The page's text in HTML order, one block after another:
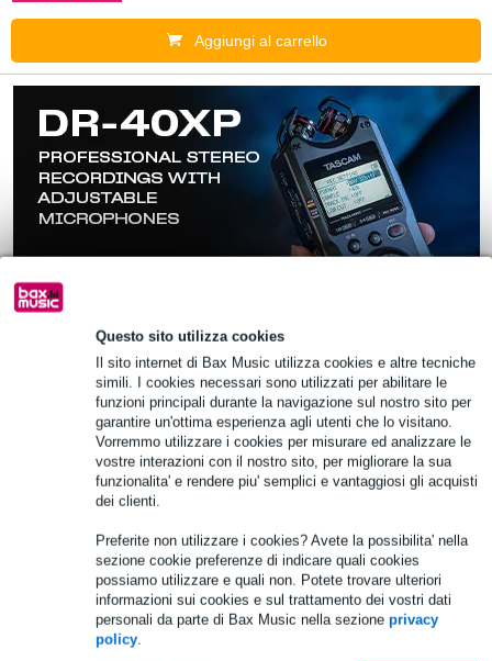
Questo sito utilizza cookies
Il sito internet di Bax Music utilizza cookies e altre tecniche
simili. I cookies necessari sono utilizzati per abilitare le
funzioni principali durante la navigazione sul nostro sito per
garantire un'ottima esperienza agli utenti che lo visitano.
Vorremmo utilizzare i cookies per misurare ed analizzare le
vostre interazioni con il nostro sito, per migliorare la sua
funzionalita' e rendere piu' semplici e vantaggiosi gli acquisti
dei clienti.
Preferite non utilizzare i cookies? Avete la possibilita' nella
sezione cookie preferenze di indicare quali cookies
possiamo utilizzare e quali non. Potete trovare ulteriori
informazioni sui cookies e sul trattamento dei vostri dati
personali da parte di Bax Music nella sezione privacy
policy.
Aggiungi al carrello
10% DI SCONTO
EXTRA CON IL
EXTRA10
9 Valutazioni
(B-Stock) B-Hype 12 cassa full range
Prezzo consigliato 248,00 € 230,00 €
Disponibile